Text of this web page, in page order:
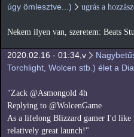
úgy ömlesztve...)
ugrás a
Nekem ilyen van, szeretem: Beats
2020.02.16 - 01:34,v
Torchlight, Wolcen stb.) élet a
"Zack @Asmongold 4h
Replying to @WolcenGame
As a lifelong Blizzard gamer I'd like
relatively great launch!"